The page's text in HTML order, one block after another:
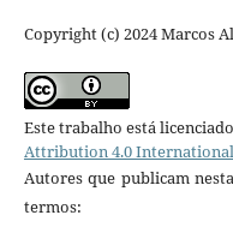
Copyright (c) 2024 Marcos
Este trabalho está
Attribution 4.0
Autores que publicam
termos: